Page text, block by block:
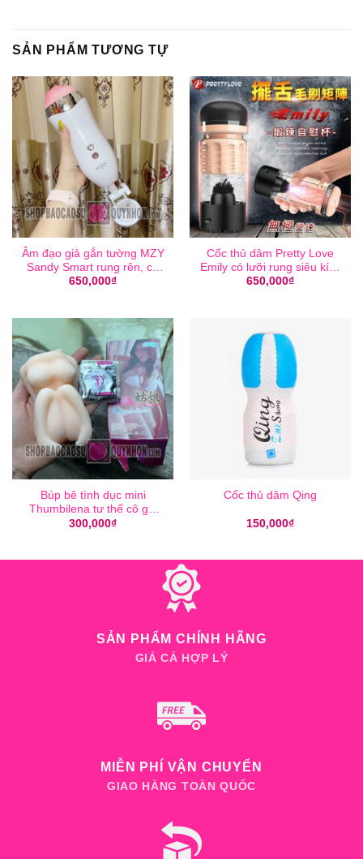
SẢN PHẨM TƯƠNG TỰ
Âm đạo giả gắn tường MZY
Sandy Smart rung rên, có
tai nghe
650,000₫
Cốc thủ dâm Pretty Love
Emily có lưỡi rung siêu kích
thích
650,000₫
Búp bê tình dục mini
Thumbilena tư thế cô gái
quỳ
300,000₫
Cốc thủ dâm Qing
150,000₫
SẢN PHẨM CHÍNH HÃNG
GIÁ CẢ HỢP LÝ
MIỄN PHÍ VẬN CHUYỂN
GIAO HÀNG TOÀN QUỐC